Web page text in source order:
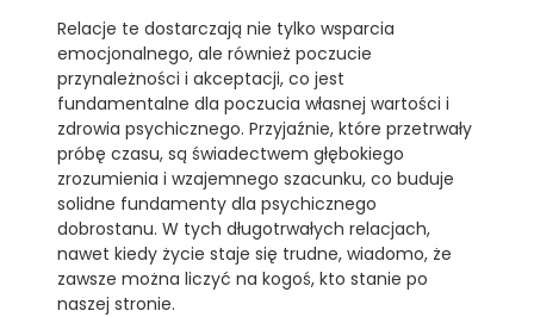
Relacje te dostarczają nie tylko wsparcia
emocjonalnego, ale również poczucie
przynależności i akceptacji, co jest
fundamentalne dla poczucia własnej wartości i
zdrowia psychicznego. Przyjaźnie, które przetrwały
próbę czasu, są świadectwem głębokiego
zrozumienia i wzajemnego szacunku, co buduje
solidne fundamenty dla psychicznego
dobrostanu. W tych długotrwałych relacjach,
nawet kiedy życie staje się trudne, wiadomo, że
zawsze można liczyć na kogoś, kto stanie po
naszej stronie.